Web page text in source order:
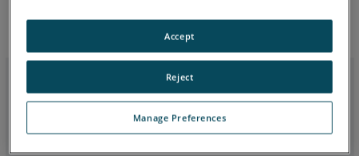
são sensíveis à direção sondada.
Manage Preferences
Reject
Accept